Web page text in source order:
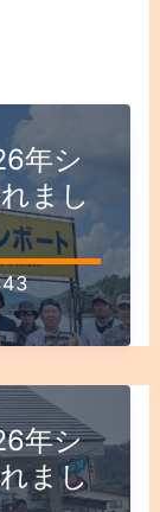
年シ
まし
年シ
まし